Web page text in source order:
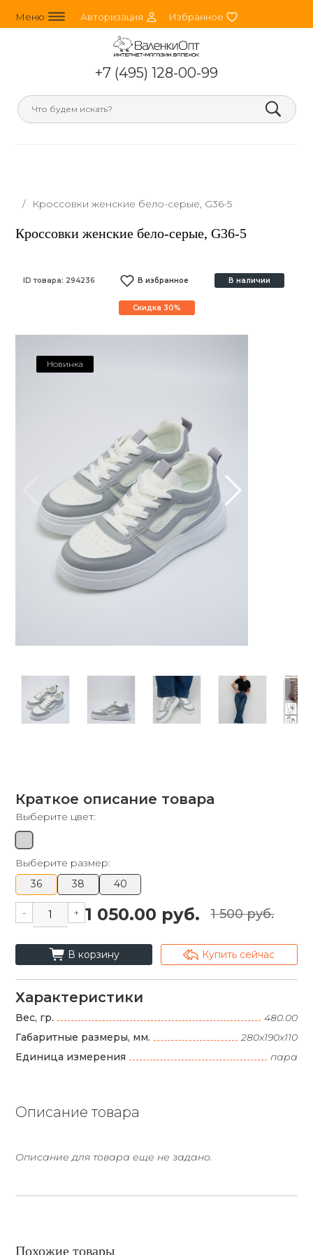
Меню line_horizontal_3 Авторизация person_round Избранное heart
+7 (495) 128-00-99
search
/ Кроссовки женские бело-серые, G36-5
Кроссовки женские бело-серые, G36-5
ID товара: 294236 В избранное В наличии
Скидка 30%
Новинка
Краткое описание товара
Выберите цвет:
Выберите размер:
36
38 40
- + 1 050.00 руб. 1 500 руб.
cart_fill В корзину arrowshape_turn_up_left_2 Купить сейчас
Характеристики
Вес, гр.
480.00
Габаритные размеры, мм.
280х190х110
Единица измерения
пара
Описание товара
Описание для товара еще не задано.
Похожие товары